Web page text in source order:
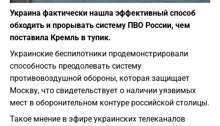
Украина фактически нашла эффективный способ
обходить и прорывать систему ПВО России, чем
поставила Кремль в тупик.
Украинские беспилотники продемонстрировали
способность преодолевать систему
противовоздушной обороны, которая защищает
Москву, что свидетельствует о наличии уязвимых
мест в оборонительном контуре российской столицы.
Такое мнение в эфире украинских телеканалов